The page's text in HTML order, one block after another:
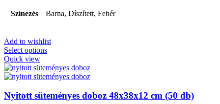
Színezés Barna, Díszített, Fehér
Add to wishlist
Select options
Quick view
Nyitott süteményes doboz 48x38x12 cm (50 db)